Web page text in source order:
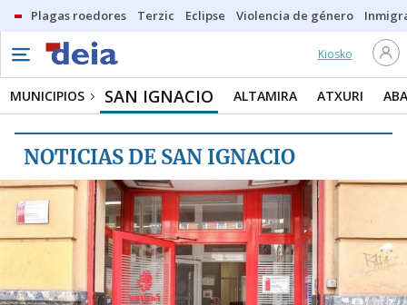
Plagas roedores Terzic Eclipse Violencia de género
Kiosko
MUNICIPIOS SAN IGNACIO ALTAMIRA ATXURI
NOTICIAS DE SAN IGNACIO
MUNICIPIOS
SAN IGNACIO
ATXURI
ABANDO
SAN ADRIAN
ARANGOITI
ARABELLA